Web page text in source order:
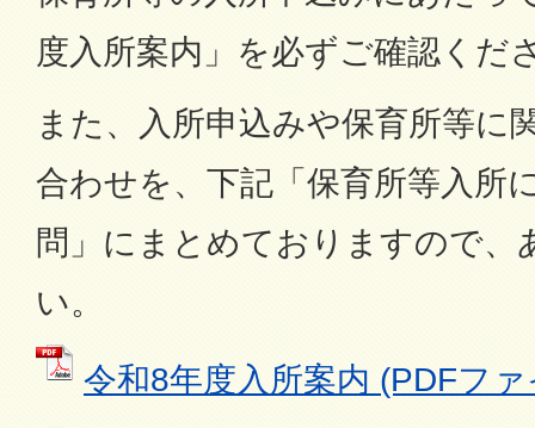
度入所案内」を必ずご確認くだ
また、入所申込みや保育所等に
合わせを、下記「保育所等入所
問」にまとめておりますので、
い。
令和8年度入所案内 (PDFフ